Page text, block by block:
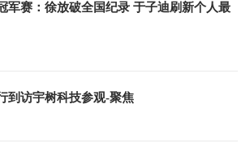
军赛：徐放破全国纪录 于子迪刷新个人最
到访宇树科技参观-聚焦